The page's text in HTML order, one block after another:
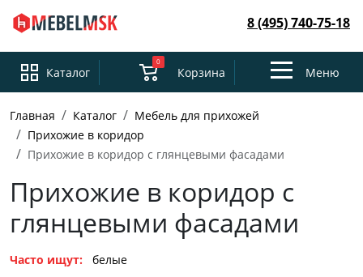
8 (495) 740-75-18
Каталог
0
Корзина
ToggleМеню
Главная Каталог
Мебель для прихожей
Прихожие в коридор
Прихожие в коридор с глянцевыми фасадами
Прихожие в коридор с
глянцевыми фасадами
Часто ищут: белые